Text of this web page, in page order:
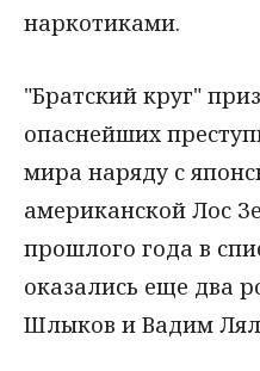
наркотиками.
"Братский круг"
опаснейших
мира наряду с
американской Лос
прошлого года в
оказались еще два
Шлыков и Вадим